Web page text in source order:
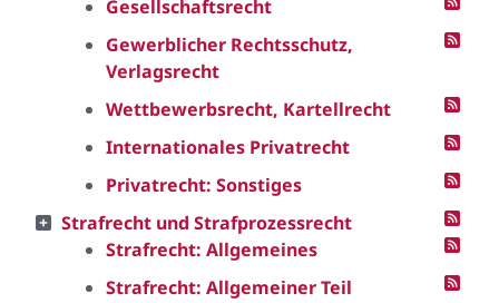
Gesellschaftsrecht
Gewerblicher Rechtsschutz,
Verlagsrecht
Wettbewerbsrecht, Kartellrecht
Internationales Privatrecht
Privatrecht: Sonstiges
Strafrecht und Strafprozessrecht
Strafrecht: Allgemeines
Strafrecht: Allgemeiner Teil